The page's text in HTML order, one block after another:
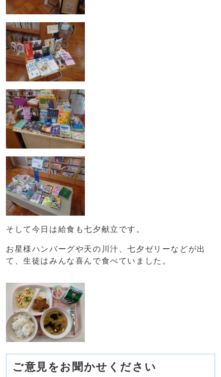
そして今日は給食も七夕献立です。
お星様ハンバーグや天の川汁、七夕ゼリーなどが出
て、生徒はみんな喜んで食べていました。
ご意見をお聞かせください